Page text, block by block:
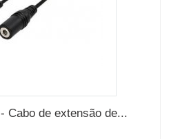
Cabo de extensão de...